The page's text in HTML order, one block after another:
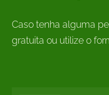
Caso tenha alguma
gratuita ou utilize o